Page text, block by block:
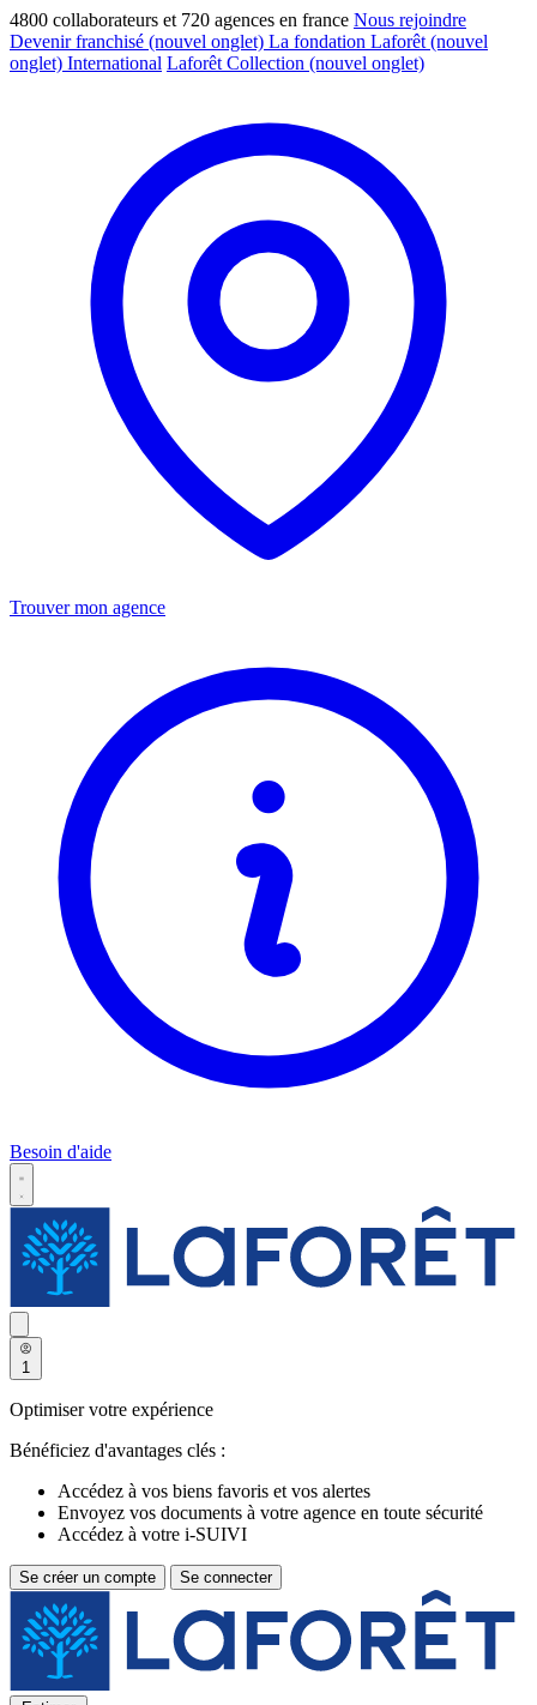
4800 collaborateurs et 720 agences en france Nous rejoindre
Devenir franchisé (nouvel onglet) La fondation Laforêt (nouvel
onglet) International Laforêt Collection (nouvel onglet)
Trouver mon agence
Besoin d'aide
1
Optimiser votre expérience
Bénéficiez d'avantages clés :
Accédez à vos biens favoris et vos alertes
Envoyez vos documents à votre agence en toute sécurité
Accédez à votre i-SUIVI
Se créer un compte Se connecter